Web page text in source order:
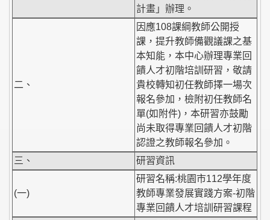
計畫」辦理。
二、
因應108課綱教師公開授
課，提升教師備觀議課之基
本知能，本中心辦理專業回
饋人才初階培訓研習，敬請
貴校轉知初任教師擇一場次
報名參加，檢附初任教師名
單(如附件)，本研習亦鼓勵
尚未取得專業回饋人才初階
認證之教師報名參加。
三、
研習資訊
(一)
研習名稱:桃園市112學年度
教師專業發展實踐方案-初階
專業回饋人才培訓研習課程